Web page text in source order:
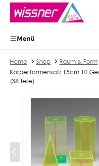
springen
Menü
Home Shop
Raum & Form
Körperformensatz 15cm 10
(38 Teile)